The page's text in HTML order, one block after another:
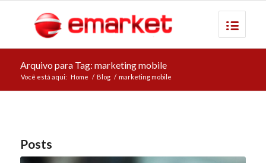
Arquivo para Tag: marketing mobile
Você está aqui: Home / Blog / marketing mobile
Posts